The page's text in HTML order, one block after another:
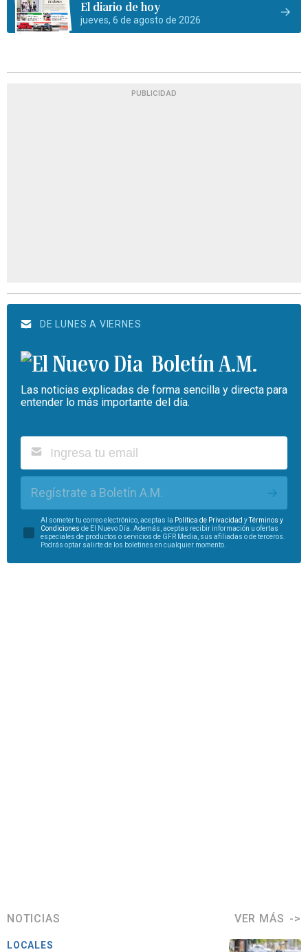
El diario de hoy
jueves, 6 de agosto de 2026
PUBLICIDAD
DE LUNES A VIERNES
Boletín A.M.
Las noticias explicadas de forma sencilla y directa para
entender lo más importante del día.
Regístrate a Boletín A.M.
Al someter tu correo electrónico, aceptas la Política de Privacidad yTérminos y
Condiciones de El Nuevo Día. Además, aceptas recibir información u ofertas
especiales de productos o servicios de GFR Media, sus afiliadas o de terceros.
Podrás optar salirte de los boletines en cualquier momento.
NOTICIAS VER MÁS
LOCALES